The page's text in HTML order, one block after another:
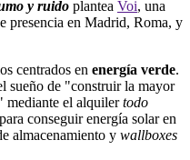
y ruido plantea Voi, una
presencia en Madrid, Roma, y
centrados en energía verde.
sueño de "construir la mayor
mediante el alquilertodo
conseguir energía solar en
almacenamiento y wallboxes